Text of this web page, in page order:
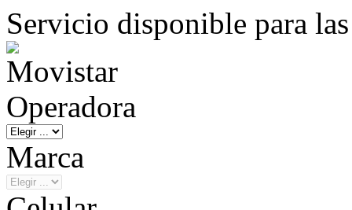
Servicio disponible para
Operadora
Marca